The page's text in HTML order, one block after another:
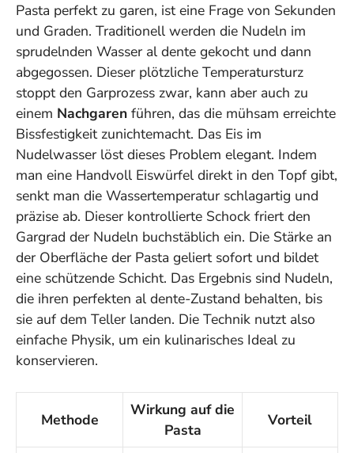
Pasta perfekt zu garen, ist eine Frage von Sekunden
und Graden. Traditionell werden die Nudeln im
sprudelnden Wasser al dente gekocht und dann
abgegossen. Dieser plötzliche Temperatursturz
stoppt den Garprozess zwar, kann aber auch zu
einem Nachgaren führen, das die mühsam erreichte
Bissfestigkeit zunichtemacht. Das Eis im
Nudelwasser löst dieses Problem elegant. Indem
man eine Handvoll Eiswürfel direkt in den Topf gibt,
senkt man die Wassertemperatur schlagartig und
präzise ab. Dieser kontrollierte Schock friert den
Gargrad der Nudeln buchstäblich ein. Die Stärke an
der Oberfläche der Pasta geliert sofort und bildet
eine schützende Schicht. Das Ergebnis sind Nudeln,
die ihren perfekten al dente-Zustand behalten, bis
sie auf dem Teller landen. Die Technik nutzt also
einfache Physik, um ein kulinarisches Ideal zu
konservieren.
Methode
Wirkung auf die
Pasta
Vorteil